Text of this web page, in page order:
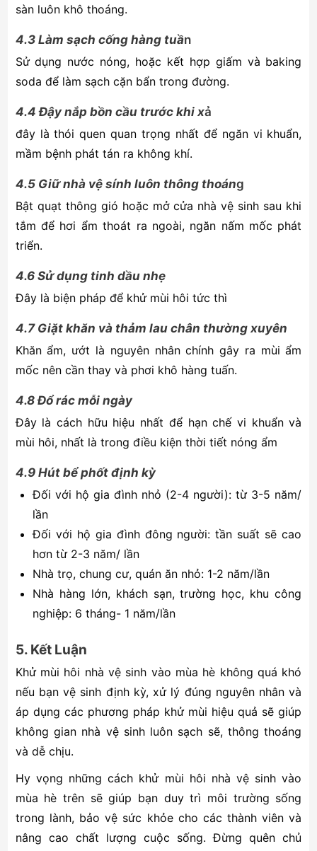
sàn luôn khô thoáng.
4.3 Làm sạch cống hàng tuần
Sử dụng nước nóng, hoặc kết hợp giấm và baking
soda để làm sạch cặn bẩn trong đường.
4.4 Đậy nắp bồn cầu trước khi xả
đây là thói quen quan trọng nhất để ngăn vi khuẩn,
mầm bệnh phát tán ra không khí.
4.5 Giữ nhà vệ sính luôn thông thoáng
Bật quạt thông gió hoặc mở cửa nhà vệ sinh sau khi
tắm để hơi ẩm thoát ra ngoài, ngăn nấm mốc phát
triển.
4.6 Sử dụng tinh dầu nhẹ
Đây là biện pháp để khử mùi hôi tức thì
4.7 Giặt khăn và thảm lau chân thường xuyên
Khăn ẩm, ướt là nguyên nhân chính gây ra mùi ẩm
mốc nên cần thay và phơi khô hàng tuấn.
4.8 Đổ rác mỗi ngày
Đây là cách hữu hiệu nhất để hạn chế vi khuẩn và
mùi hôi, nhất là trong điều kiện thời tiết nóng ẩm
4.9 Hút bể phốt định kỳ
Đối với hộ gia đình nhỏ (2-4 người): từ 3-5 năm/
lần
Đối với hộ gia đình đông người: tần suất sẽ cao
hơn từ 2-3 năm/ lần
Nhà trọ, chung cư, quán ăn nhỏ: 1-2 năm/lần
Nhà hàng lớn, khách sạn, trường học, khu công
nghiệp: 6 tháng- 1 năm/lần
5. Kết Luận
Khử mùi hôi nhà vệ sinh vào mùa hè không quá khó
nếu bạn vệ sinh định kỳ, xử lý đúng nguyên nhân và
áp dụng các phương pháp khử mùi hiệu quả sẽ giúp
không gian nhà vệ sinh luôn sạch sẽ, thông thoáng
và dễ chịu.
Hy vọng những cách khử mùi hôi nhà vệ sinh vào
mùa hè trên sẽ giúp bạn duy trì môi trường sống
trong lành, bảo vệ sức khỏe cho các thành viên và
nâng cao chất lượng cuộc sống. Đừng quên chủ